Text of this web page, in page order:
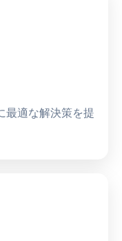
最適な解決策を提